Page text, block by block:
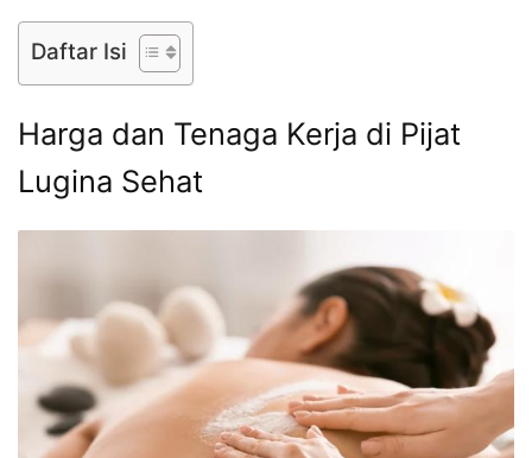
Daftar Isi
Harga dan Tenaga Kerja di Pijat
Lugina Sehat